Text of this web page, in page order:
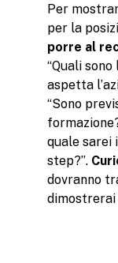
Per
per la
porre al
“Quali
aspetta
“Sono
quale sarei
step?”.
dovranno
dimostrerai